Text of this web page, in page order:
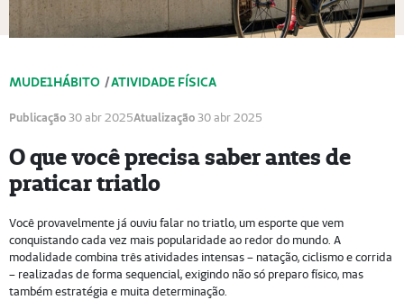
MUDE1HÁBITO /ATIVIDADE FÍSICA
Publicação30 abr 2025Atualização30 abr 2025
O que você precisa saber antes de
praticar triatlo
Você provavelmente já ouviu falar no triatlo, um esporte que vem
conquistando cada vez mais popularidade ao redor do mundo. A
modalidade combina três atividades intensas – natação, ciclismo e corrida
– realizadas de forma sequencial, exigindo não só preparo físico, mas
também estratégia e muita determinação.